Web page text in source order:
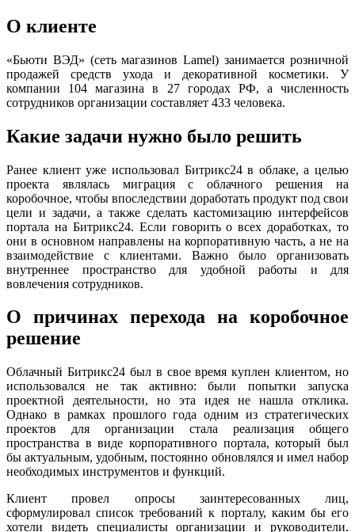
О клиенте
«Бьюти ВЭД» (сеть магазинов Lamel) занимается розничной
продажей средств ухода и декоративной косметики. У
компании 104 магазина в 27 городах РФ, а численность
сотрудников организации составляет 433 человека.
Какие задачи нужно было решить
Ранее клиент уже использовал Битрикс24 в облаке, а целью
проекта являлась миграция с облачного решения на
коробочное, чтобы впоследствии доработать продукт под свои
цели и задачи, а также сделать кастомизацию интерфейсов
портала на Битрикс24. Если говорить о всех доработках, то
они в основном направлены на корпоративную часть, а не на
взаимодействие с клиентами. Важно было организовать
внутреннее пространство для удобной работы и для
вовлечения сотрудников.
О причинах перехода на коробочное
решение
Облачный Битрикс24 был в свое время куплен клиентом, но
использовался не так активно: были попытки запуска
проектной деятельности, но эта идея не нашла отклика.
Однако в рамках прошлого года одним из стратегических
проектов для организации стала реализация общего
пространства в виде корпоративного портала, который был
бы актуальным, удобным, постоянно обновлялся и имел набор
необходимых инструментов и функций.
Клиент провел опросы заинтересованных лиц,
сформулировал список требований к порталу, каким бы его
хотели видеть специалисты организации и руководители.